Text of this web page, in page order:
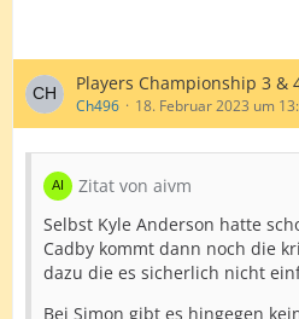
Players Championship 3 &
Ch496 18. Februar 2023 um
Zitat von aivm
Selbst Kyle Anderson hatte
Cadby kommt dann noch die
dazu die es sicherlich nicht
Bei Simon gibt es hingegen